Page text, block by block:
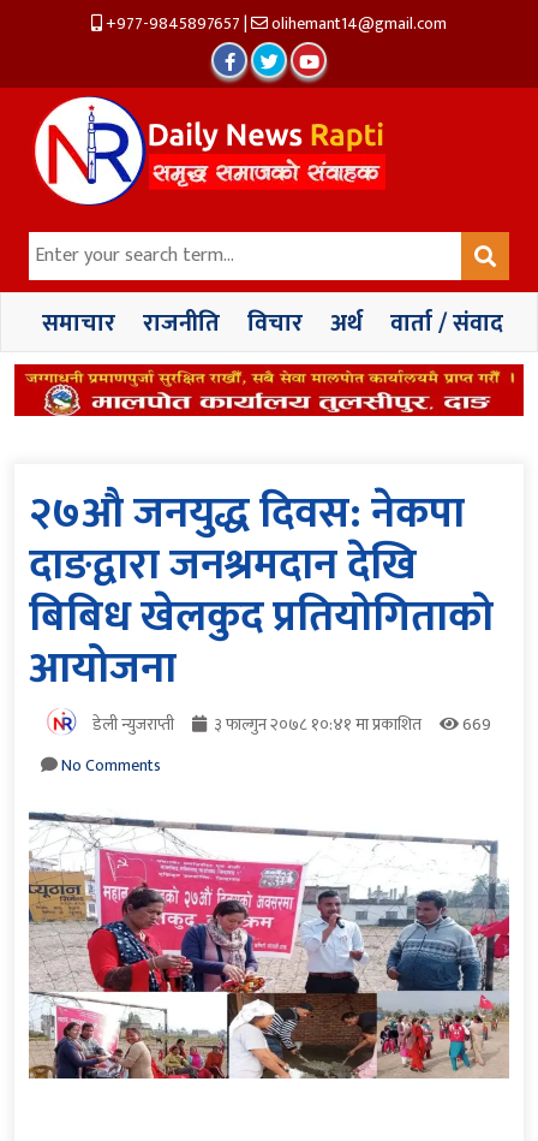
+977-9845897657| olihemant14@gmail.com
समाचार राजनीति विचार अर्थ वार्ता / संवाद
२७औ जनयुद्ध दिवस: नेकपा
दाङद्वारा जनश्रमदान देखि
बिबिध खेलकुद प्रतियोगिताको
आयोजना
डेली न्युजराप्ती ३ फाल्गुन २०७८ १०:४१ मा प्रकाशित
669
No Comments